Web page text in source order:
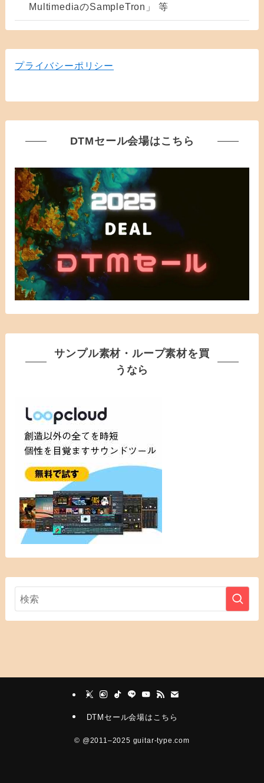
MultimediaのSampleTron」 等
プライバシーポリシー
DTMセール会場はこちら
サンプル素材・ループ素材を買
うなら
DTMセール会場はこちら
© @2011–2025 guitar-type.com